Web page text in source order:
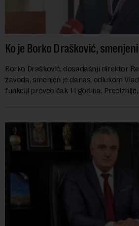
Ko je Borko Drašković,
Borko Drašković, dosadašnji direktor
zavoda, smenjen je danas, odlukom
funkciji proveo čak 11 godina. Preciznije,